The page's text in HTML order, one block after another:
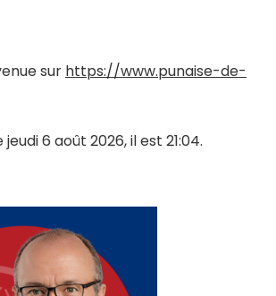
sur https://www.punaise-de-
6 août 2026, il est 21:04.